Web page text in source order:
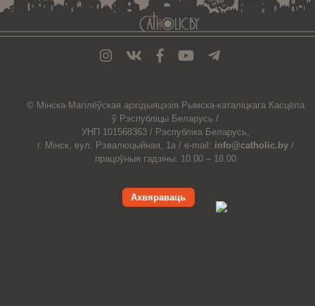
© Мiнска-Магiлёўская архiдыяцэзiя Рымска-каталіцкага Касцёла
ў Рэспубліцы Беларусь /
УНП 101568363 / Рэспубліка Беларусь,
г. Мінск, вул. Рэвалюцыйная, 1а / e-mail: info@catholic.by /
працоўныя гадзіны: 10.00 – 18.00
Ахвяраваць